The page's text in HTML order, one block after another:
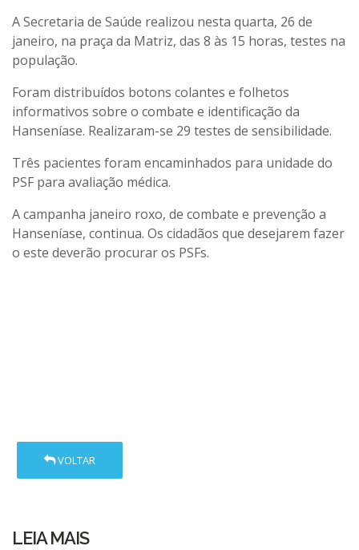
A Secretaria de Saúde realizou nesta quarta, 26 de
janeiro, na praça da Matriz, das 8 às 15 horas, testes na
população.
Foram distribuídos botons colantes e folhetos
informativos sobre o combate e identificação da
Hanseníase. Realizaram-se 29 testes de sensibilidade.
Três pacientes foram encaminhados para unidade do
PSF para avaliação médica.
A campanha janeiro roxo, de combate e prevenção a
Hanseníase, continua. Os cidadãos que desejarem fazer
o este deverão procurar os PSFs.
VOLTAR
LEIA MAIS